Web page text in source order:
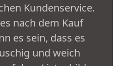
Kundenservice.
nach dem Kauf
es sein, dass es
und weich